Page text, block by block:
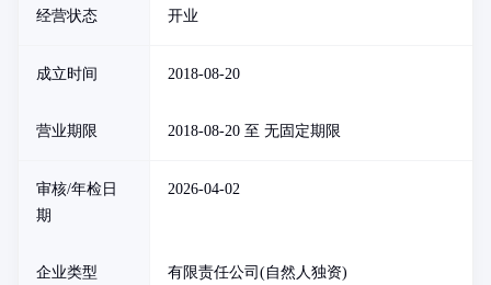
经营状态 开业
成立时间 2018-08-20
营业期限 2018-08-20 至 无固定期限
审核/年检日
期
2026-04-02
企业类型 有限责任公司(自然人独资)